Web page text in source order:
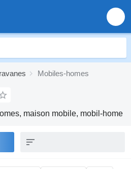
Mobiles-homes
maison mobile, mobil-home